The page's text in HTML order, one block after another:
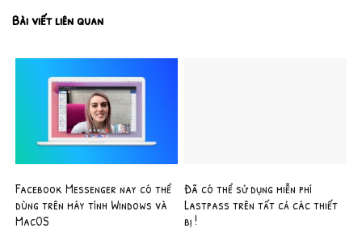
Bài viết liên quan
Facebook Messenger nay có thể
dùng trên máy tính Windows và
MacOS
Đã có thể sử dụng miễn phí
Lastpass trên tất cả các thiết
bị !